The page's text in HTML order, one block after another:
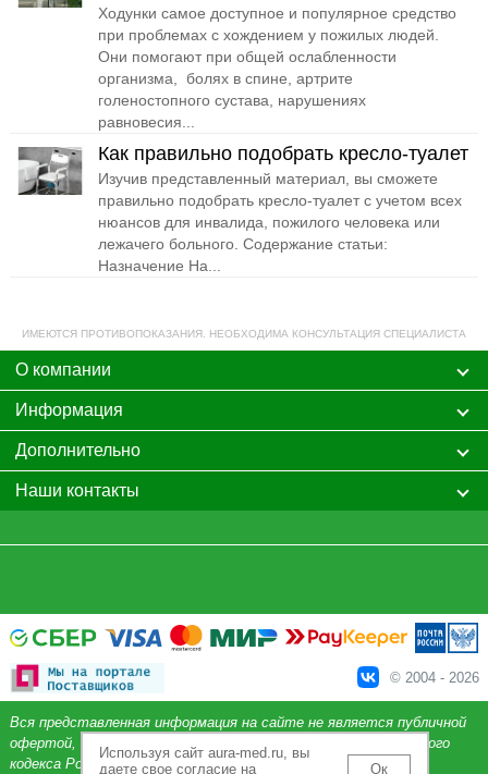
Ходунки самое доступное и популярное средство
при проблемах с хождением у пожилых людей.
Они помогают при общей ослабленности
организма, болях в спине, артрите
голеностопного сустава, нарушениях
равновесия...
Как правильно подобрать кресло-туалет
Изучив представленный материал, вы сможете
правильно подобрать кресло-туалет с учетом всех
нюансов для инвалида, пожилого человека или
лежачего больного. Содержание статьи:
Назначение На...
ИМЕЮТСЯ ПРОТИВОПОКАЗАНИЯ. НЕОБХОДИМА КОНСУЛЬТАЦИЯ СПЕЦИАЛИСТА
О компании
Информация
Дополнительно
Наши контакты
© 2004 - 2026
Вся представленная информация на сайте не является публичной
офертой, определяемой положениями Статьи 437 Гражданского
кодекса Российской Федерации.
Используя сайт aura-med.ru, вы
даете свое согласие на
Ок